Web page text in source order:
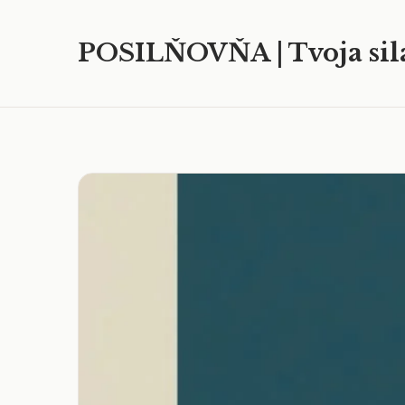
POSILŇOVŇA | Tvoja